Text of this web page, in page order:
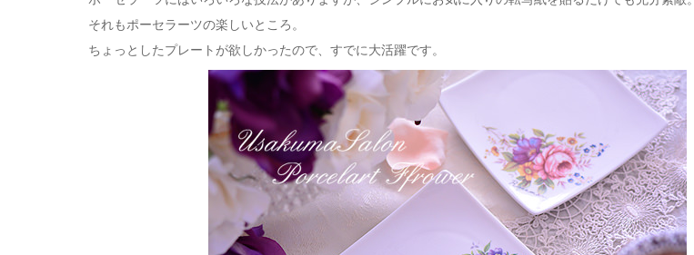
それもポーセラーツの楽しいところ。
ちょっとしたプレートが欲しかったので、すでに大活躍です。